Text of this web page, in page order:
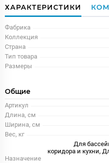
ХАРАКТЕРИСТИКИ
Фабрика
Коллекция
Страна
Тип товара
Размеры
Общие
Артикул
Длина, см
Ширина, см
Вес, кг
Назначение
Для
коридора и кухни,